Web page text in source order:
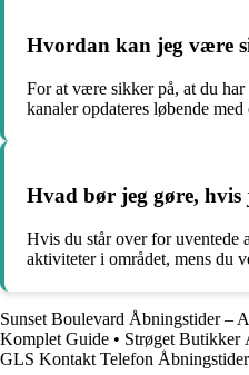
Hvordan kan jeg være
For at være sikker på, at du
kanaler opdateres løbende
Hvad bør jeg gøre, hvis
Hvis du står over for uventede
aktiviteter i området, mens du
Sunset Boulevard Åbningstider –
Komplet Guide • Strøget Butikker
GLS Kontakt Telefon